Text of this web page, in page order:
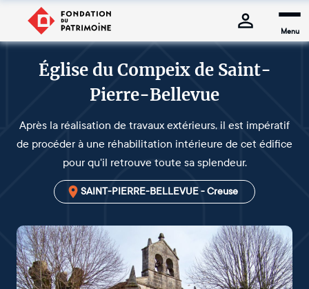
Menu
Église du Compeix de Saint-
Pierre-Bellevue
Après la réalisation de travaux extérieurs, il est impératif
de procéder à une réhabilitation intérieure de cet édifice
pour qu'il retrouve toute sa splendeur.
SAINT-PIERRE-BELLEVUE - Creuse